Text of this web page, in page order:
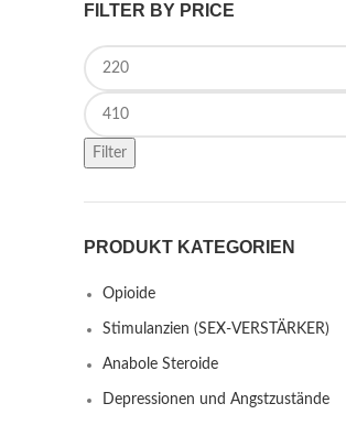
FILTER BY PRICE
Min price
Max price
Filter
PRODUKT KATEGORIEN
Opioide
Stimulanzien (SEX-VERSTÄRKER)
Anabole Steroide
Depressionen und Angstzustände